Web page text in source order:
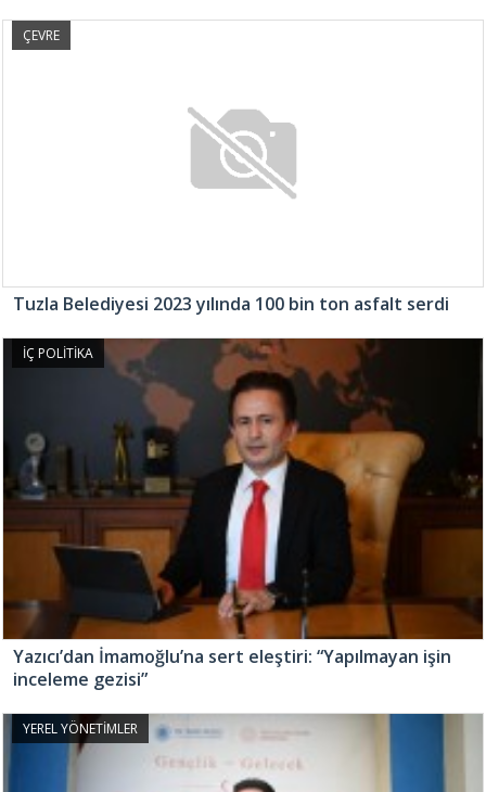
ÇEVRE
Tuzla Belediyesi 2023 yılında 100 bin ton asfalt serdi
İÇ POLİTİKA
Yazıcı’dan İmamoğlu’na sert eleştiri: “Yapılmayan işin
inceleme gezisi”
YEREL YÖNETİMLER